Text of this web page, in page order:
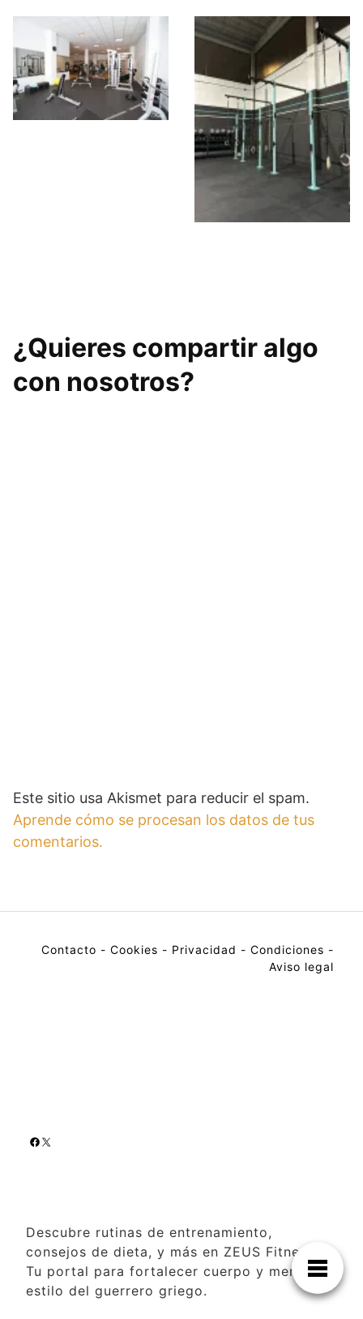
¿Quieres compartir algo
con nosotros?
Este sitio usa Akismet para reducir el spam.
Aprende cómo se procesan los datos de tus
comentarios.
Contacto - Cookies - Privacidad - Condiciones -
Aviso legal
Descubre rutinas de entrenamiento,
consejos de dieta, y más en ZEUS Fitness.
Tu portal para fortalecer cuerpo y mente al
estilo del guerrero griego.